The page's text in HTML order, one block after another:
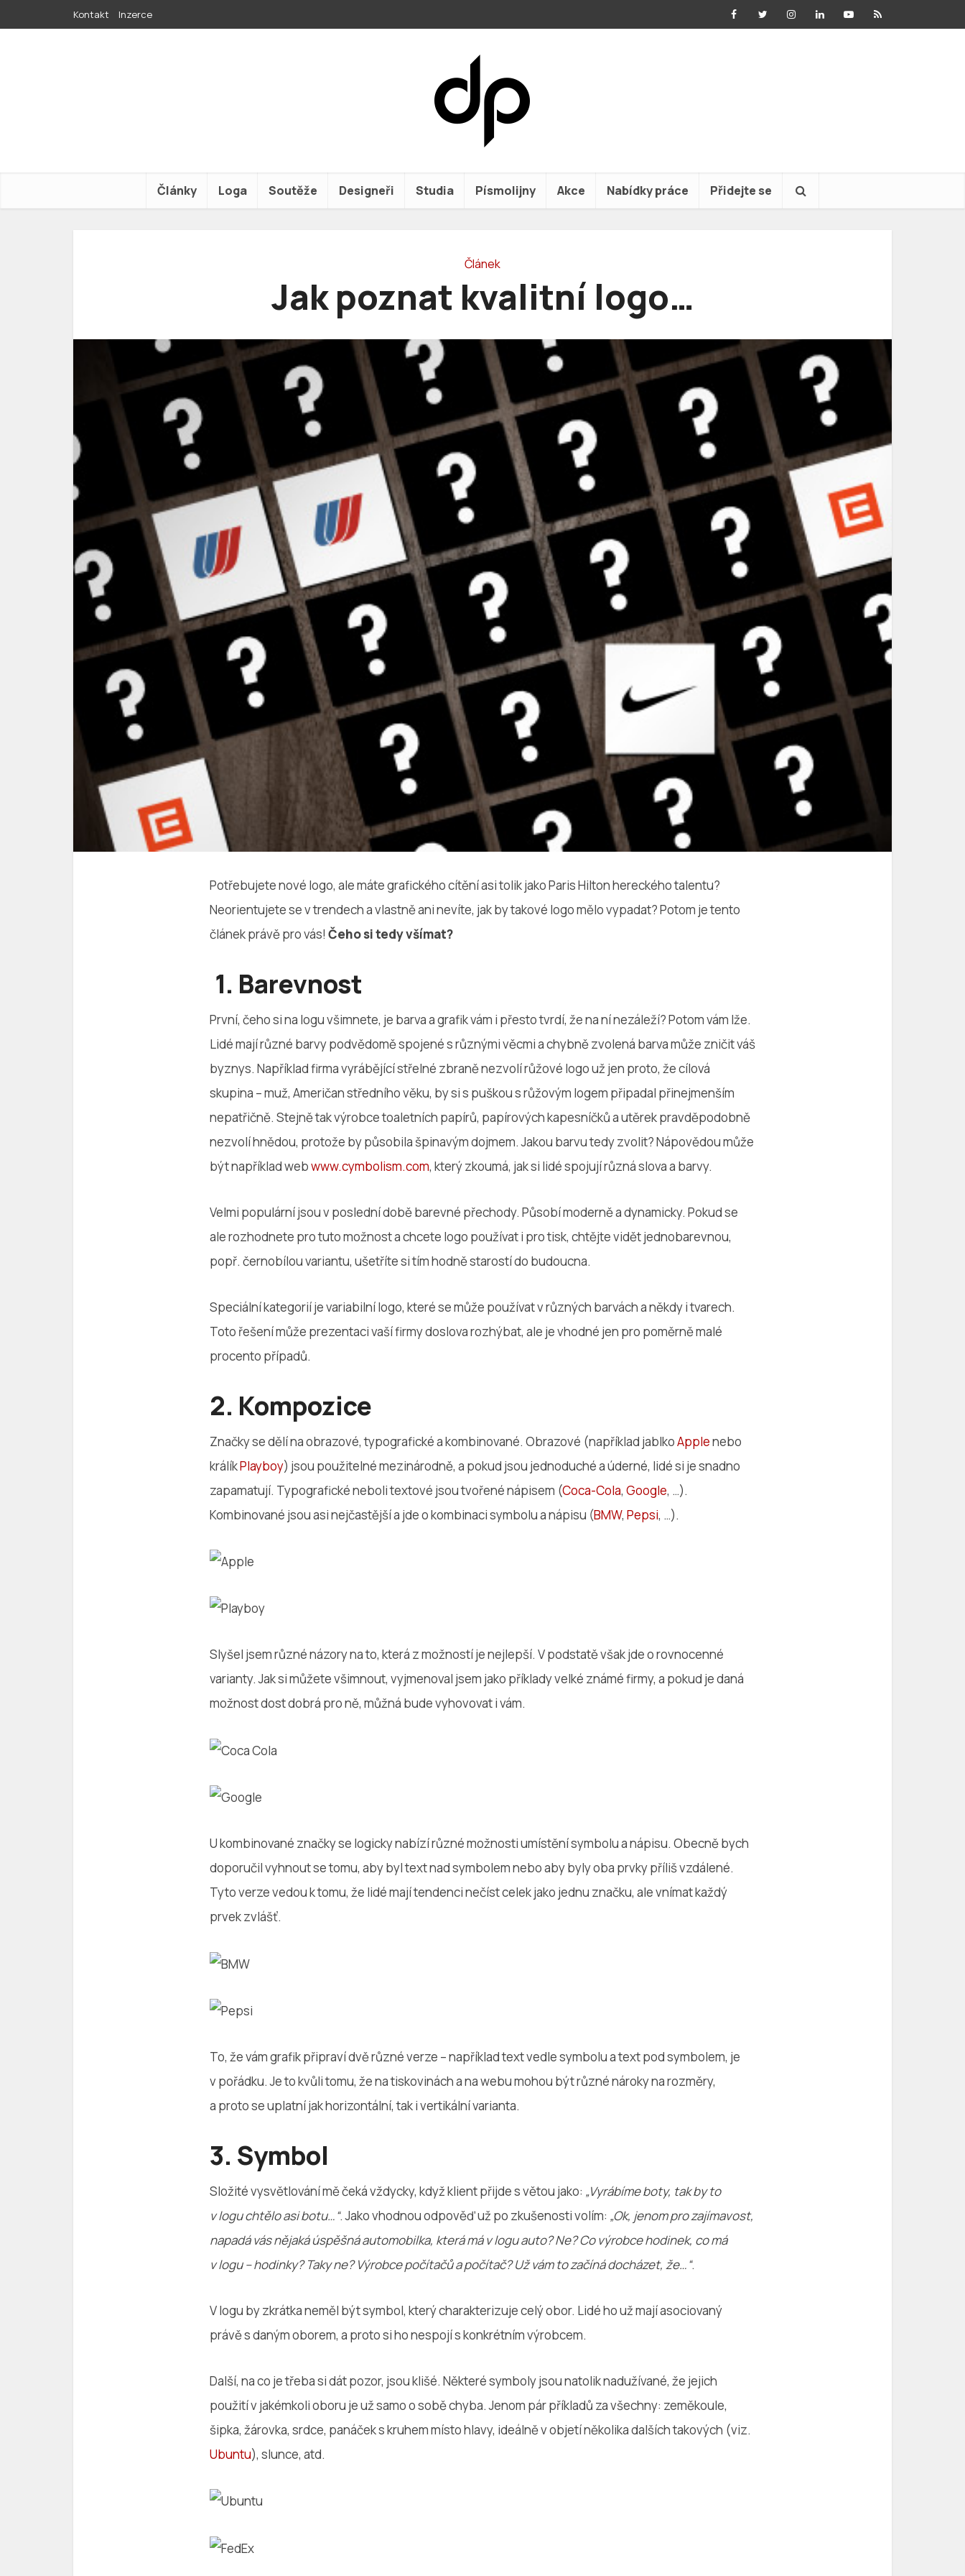
Kontakt Inzerce
Články Loga Soutěže Designeři Studia Písmolijny Akce Nabídky práce Přidejte se
Článek
Jak poznat kvalitní logo…
Potřebujete nové logo, ale máte grafického cítění asi tolik jako Paris Hilton hereckého talentu?
Neorientujete se v trendech a vlastně ani nevíte, jak by takové logo mělo vypadat? Potom je tento
článek právě pro vás! Čeho si tedy všímat?
1. Barevnost
První, čeho si na logu všimnete, je barva a grafik vám i přesto tvrdí, že na ní nezáleží? Potom vám lže.
Lidé mají různé barvy podvědomě spojené s různými věcmi a chybně zvolená barva může zničit váš
byznys. Například firma vyrábějící střelné zbraně nezvolí růžové logo už jen proto, že cílová
skupina – muž, Američan středního věku, by si s puškou s růžovým logem připadal přinejmenším
nepatřičně. Stejně tak výrobce toaletních papírů, papírových kapesníčků a utěrek pravděpodobně
nezvolí hnědou, protože by působila špinavým dojmem. Jakou barvu tedy zvolit? Nápovědou může
být například webwww.cymbolism.com, který zkoumá, jak si lidé spojují různá slova a barvy.
Velmi populární jsou v poslední době barevné přechody. Působí moderně a dynamicky. Pokud se
ale rozhodnete pro tuto možnost a chcete logo používat i pro tisk, chtějte vidět jednobarevnou,
popř. černobílou variantu, ušetříte si tím hodně starostí do budoucna.
Speciální kategorií je variabilní logo, které se může používat v různých barvách a někdy i tvarech.
Toto řešení může prezentaci vaší firmy doslova rozhýbat, ale je vhodné jen pro poměrně malé
procento případů.
2. Kompozice
Značky se dělí na obrazové, typografické a kombinované. Obrazové (například jablkoApplenebo
králíkPlayboy) jsou použitelné mezinárodně, a pokud jsou jednoduché a úderné, lidé si je snadno
zapamatují. Typografické neboli textové jsou tvořené nápisem (Coca-Cola, Google, …).
Kombinované jsou asi nejčastější a jde o kombinaci symbolu a nápisu (BMW, Pepsi, …).
Slyšel jsem různé názory na to, která z možností je nejlepší. V podstatě však jde o rovnocenné
varianty. Jak si můžete všimnout, vyjmenoval jsem jako příklady velké známé firmy, a pokud je daná
možnost dost dobrá pro ně, můžná bude vyhovovat i vám.
U kombinované značky se logicky nabízí různé možnosti umístění symbolu a nápisu. Obecně bych
doporučil vyhnout se tomu, aby byl text nad symbolem nebo aby byly oba prvky příliš vzdálené.
Tyto verze vedou k tomu, že lidé mají tendenci nečíst celek jako jednu značku, ale vnímat každý
prvek zvlášť.
To, že vám grafik připraví dvě různé verze – například text vedle symbolu a text pod symbolem, je
v pořádku. Je to kvůli tomu, že na tiskovinách a na webu mohou být různé nároky na rozměry,
a proto se uplatní jak horizontální, tak i vertikální varianta.
3. Symbol
Složité vysvětlování mě čeká vždycky, když klient přijde s větou jako: „Vyrábíme boty, tak by to
v logu chtělo asi botu…“. Jako vhodnou odpověď už po zkušenosti volím: „Ok, jenom pro zajímavost,
napadá vás nějaká úspěšná automobilka, která má v logu auto? Ne? Co výrobce hodinek, co má
v logu – hodinky? Taky ne? Výrobce počítačů a počítač? Už vám to začíná docházet, že…“.
V logu by zkrátka neměl být symbol, který charakterizuje celý obor. Lidé ho už mají asociovaný
právě s daným oborem, a proto si ho nespojí s konkrétním výrobcem.
Další, na co je třeba si dát pozor, jsou klišé. Některé symboly jsou natolik nadužívané, že jejich
použití v jakémkoli oboru je už samo o sobě chyba. Jenom pár příkladů za všechny: zeměkoule,
šipka, žárovka, srdce, panáček s kruhem místo hlavy, ideálně v objetí několika dalších takových (viz.
Ubuntu), slunce, atd.